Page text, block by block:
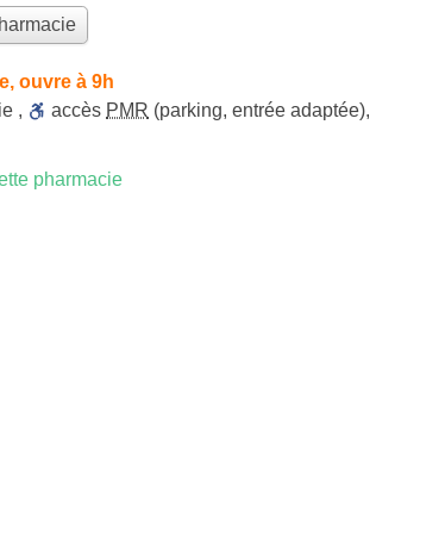
ouvre à 9h
, accès PMR (parking, entrée adaptée),
pharmacie